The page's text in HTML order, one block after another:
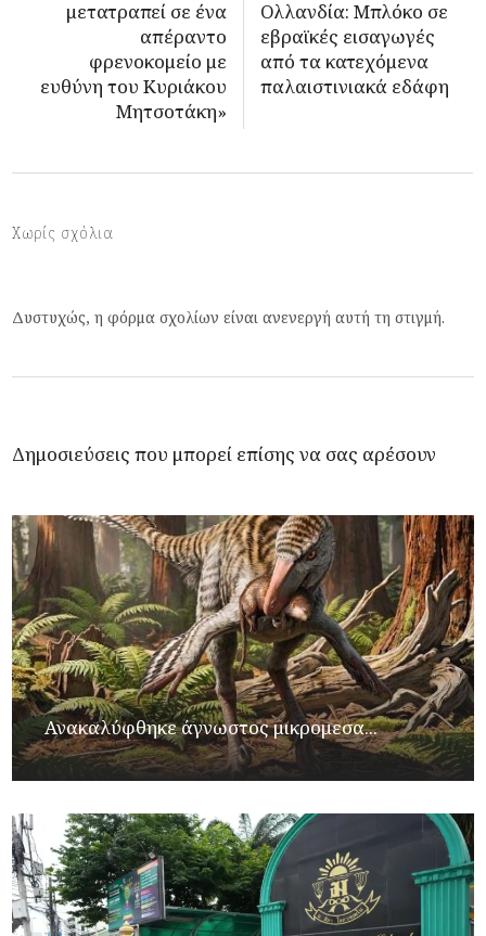
μετατραπεί σε ένα
απέραντο
φρενοκομείο με
ευθύνη του Κυριάκου
Μητσοτάκη»
Ολλανδία: Μπλόκο σε
εβραϊκές εισαγωγές
από τα κατεχόμενα
παλαιστινιακά εδάφη
Χωρίς σχόλια
Δυστυχώς, η φόρμα σχολίων είναι ανενεργή αυτή τη στιγμή.
Δημοσιεύσεις που μπορεί επίσης να σας αρέσουν
Ανακαλύφθηκε άγνωστος μικρομεσα...